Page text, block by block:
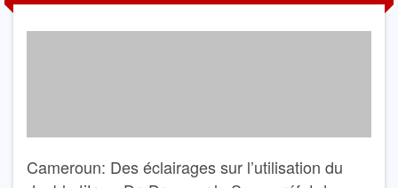
Cameroun: Des éclairages sur l’utilisation du